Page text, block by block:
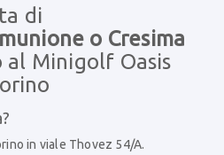
di
o Cresima
Minigolf Oasis
in viale Thovez 54/A.